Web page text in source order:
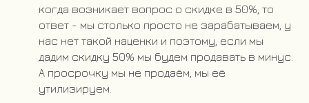
когда возникает вопрос о скидке в 50%, то
ответ - мы столько просто не зарабатываем, у
нас нет такой наценки и поэтому, если мы
дадим скидку 50% мы будем продавать в минус.
А просрочку мы не продаём, мы её
утилизируем.